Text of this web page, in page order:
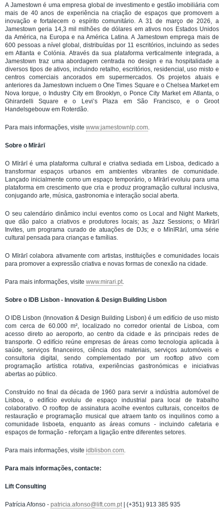
A Jamestown é uma empresa global de investimento e gestão imobiliária com
mais de 40 anos de experiência na criação de espaços que promovem a
inovação e fortalecem o espírito comunitário. A 31 de março de 2026, a
Jamestown geria 14,3 mil milhões de dólares em ativos nos Estados Unidos
da América, na Europa e na América Latina. A Jamestown emprega mais de
600 pessoas a nível global, distribuídas por 11 escritórios, incluindo as sedes
em Atlanta e Colónia. Através da sua plataforma verticalmente integrada, a
Jamestown traz uma abordagem centrada no design e na hospitalidade a
diversos tipos de ativos, incluindo retalho, escritórios, residencial, uso misto e
centros comerciais ancorados em supermercados. Os projetos atuais e
anteriores da Jamestown incluem o One Times Square e o Chelsea Market em
Nova Iorque, o Industry City em Brooklyn, o Ponce City Market em Atlanta, o
Ghirardelli Square e o Levi’s Plaza em São Francisco, e o Groot
Handelsgebouw em Roterdão.
Para mais informações, visite www.jamestownlp.com.
Sobre o Mīrārī
O Mīrārī é uma plataforma cultural e criativa sediada em Lisboa, dedicado a
transformar espaços urbanos em ambientes vibrantes de comunidade.
Lançado inicialmente como um espaço temporário, o Mīrārī evoluiu para uma
plataforma em crescimento que cria e produz programação cultural inclusiva,
conjugando arte, música, gastronomia e interação social aberta.
O seu calendário dinâmico inclui eventos como os Local and Night Markets,
que dão palco a criativos e produtores locais; as Jazz Sessions; o Mīrārī
Invites, um programa curado de atuações de DJs; e o MīnīRārī, uma série
cultural pensada para crianças e famílias.
O Mīrārī colabora ativamente com artistas, instituições e comunidades locais
para promover a expressão criativa e novas formas de conexão na cidade.
Para mais informações, visite www.mirari.pt.
Sobre o IDB Lisbon - Innovation & Design Building Lisbon
O IDB Lisbon (Innovation & Design Building Lisbon) é um edifício de uso misto
com cerca de 60.000 m², localizado no corredor oriental de Lisboa, com
acesso direto ao aeroporto, ao centro da cidade e às principais redes de
transporte. O edifício reúne empresas de áreas como tecnologia aplicada à
saúde, serviços financeiros, ciência dos materiais, serviços automóveis e
consultoria digital, sendo complementado por um rooftop ativo com
programação artística rotativa, experiências gastronómicas e iniciativas
abertas ao público.
Construído no final da década de 1960 para servir a indústria automóvel de
Lisboa, o edifício evoluiu de espaço industrial para local de trabalho
colaborativo. O rooftop de assinatura acolhe eventos culturais, conceitos de
restauração e programação musical que atraem tanto os inquilinos como a
comunidade lisboeta, enquanto as áreas comuns - incluindo cafetaria e
espaços de formação - reforçam a ligação entre diferentes setores.
Para mais informações, visite idblisbon.com.
Para mais informações, contacte:
Lift Consulting
Patrícia Afonso - patricia.afonso@lift.com.pt| (+351) 913 385 935